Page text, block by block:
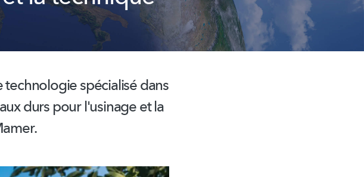
spécialisé dans
durs pour l'usinage et la